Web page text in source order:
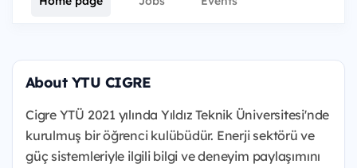
About YTU CIGRE
Cigre YTÜ 2021 yılında Yıldız Teknik Üniversitesi'nde
kurulmuş bir öğrenci kulübüdür. Enerji sektörü ve
güç sistemleriyle ilgili bilgi ve deneyim paylaşımını